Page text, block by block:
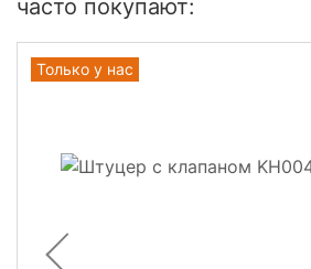
часто покупают:
Только у нас